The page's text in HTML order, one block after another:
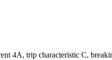
4A, trip characteristic C,